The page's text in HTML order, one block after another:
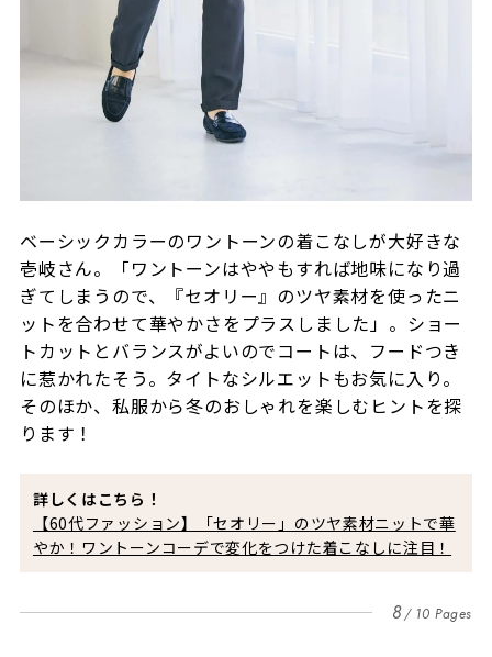
ベーシックカラーのワントーンの着こなしが大好きな
壱岐さん。「ワントーンはややもすれば地味になり過
ぎてしまうので、『セオリー』のツヤ素材を使ったニ
ットを合わせて華やかさをプラスしました」。ショー
トカットとバランスがよいのでコートは、フードつき
に惹かれたそう。タイトなシルエットもお気に入り。
そのほか、私服から冬のおしゃれを楽しむヒントを探
ります！
詳しくはこちら！
【60代ファッション】「セオリー」のツヤ素材ニットで華
やか！ワントーンコーデで変化をつけた着こなしに注目！
8 10 Pages